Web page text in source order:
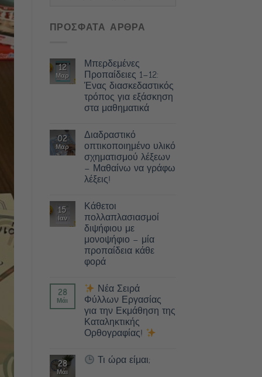
ΠΡΟΣΦΑΤΑ ΑΡΘΡΑ
12
Μαρ
Μπερδεμένες
Προπαίδειες 1–12:
Ένας διασκεδαστικός
τρόπος για εξάσκηση
στα μαθηματικά
02
Μαρ
Διαδραστικό
οπτικοποιημένο υλικό
σχηματισμού λέξεων
– Μαθαίνω να γράφω
λέξεις!
15
Ιαν
Κάθετοι
πολλαπλασιασμοί
διψήφιου με
μονοψήφιο – μία
προπαίδεια κάθε
φορά
28
Μάι
Νέα Σειρά
Φύλλων Εργασίας
για την Εκμάθηση της
Καταληκτικής
Ορθογραφίας!
28
Μάι
Τι ώρα είμαι;